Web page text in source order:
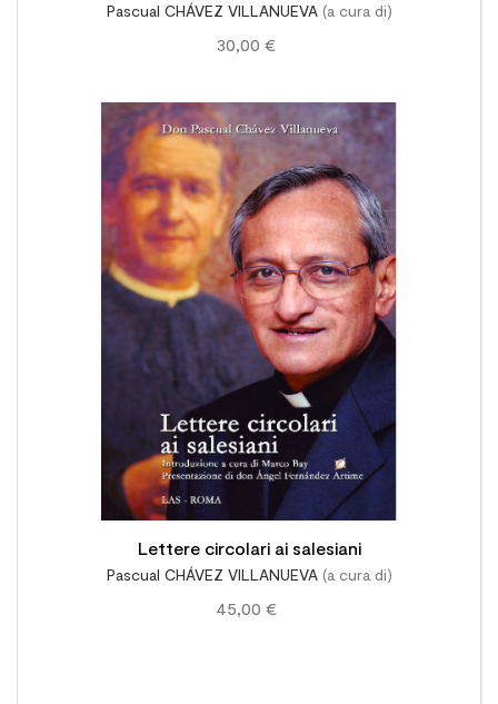
Pascual CHÁVEZ VILLANUEVA(a cura di)
30,00 €
Lettere circolari ai salesiani
Pascual CHÁVEZ VILLANUEVA(a cura di)
45,00 €